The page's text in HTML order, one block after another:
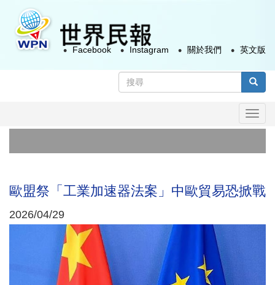
容
搜
尋
Facebook Instagram 關於我們 英文版
歐盟祭「工業加速器法案」中歐貿易恐掀戰
2026/04/29